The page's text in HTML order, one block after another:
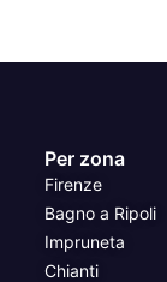
Per zona
Firenze
Bagno a Ripoli
Impruneta
Chianti